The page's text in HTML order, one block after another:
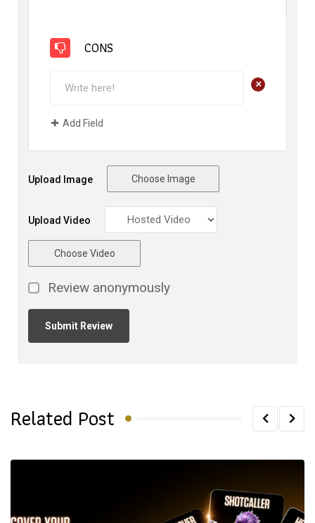
CONS
+
Add Field
Upload Image Choose Image
Upload Video
Choose Video
Review anonymously
Related Post